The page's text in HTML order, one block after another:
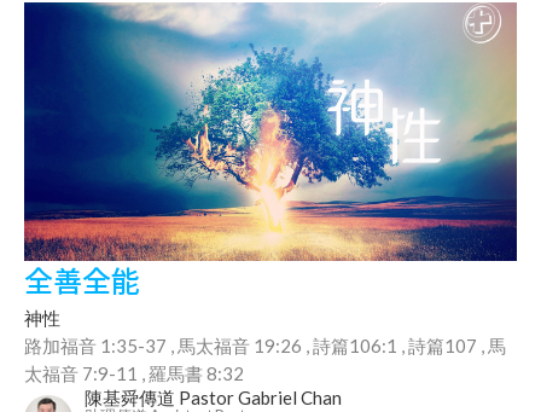
全善全能
神性
路加福音 1:35-37 , 馬太福音 19:26 , 詩篇106:1 , 詩篇107 , 馬
太福音 7:9-11 , 羅馬書 8:32
陳基舜傳道 Pastor Gabriel Chan